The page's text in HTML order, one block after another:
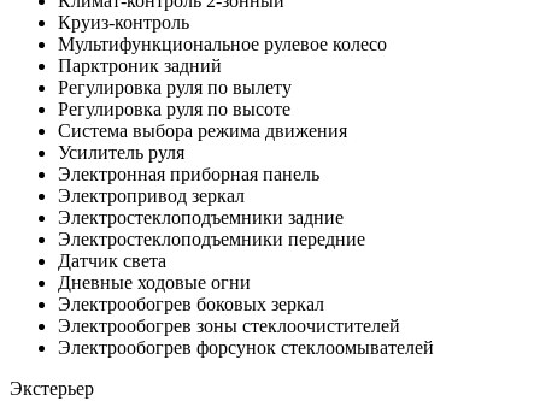
Круиз-контроль
Мультифункциональное рулевое колесо
Парктроник задний
Регулировка руля по вылету
Регулировка руля по высоте
Система выбора режима движения
Усилитель руля
Электронная приборная панель
Электропривод зеркал
Электростеклоподъемники задние
Электростеклоподъемники передние
Датчик света
Дневные ходовые огни
Электрообогрев боковых зеркал
Электрообогрев зоны стеклоочистителей
Электрообогрев форсунок стеклоомывателей
Экстерьер